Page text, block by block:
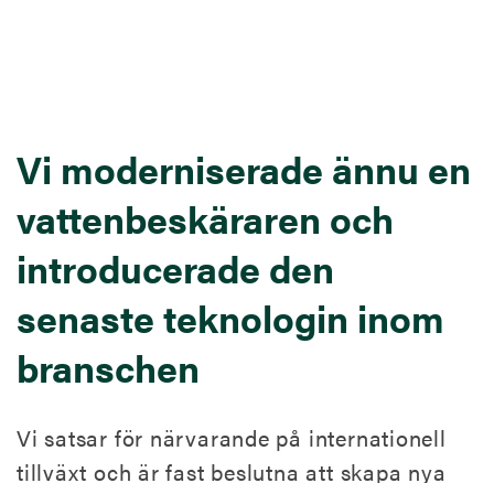
Vi moderniserade ännu en
vattenbeskäraren och
introducerade den
senaste teknologin inom
branschen
Vi satsar för närvarande på internationell
tillväxt och är fast beslutna att skapa nya